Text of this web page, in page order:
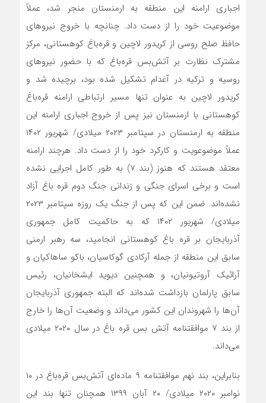
اجباری ارامنه این منطقه به ارمنستان منجر شد، عملاً
موضوعیت خود را از دست داد. چنانچه با خروج نیروهای
حافظ صلح روسی از کریدور لاچین و ‌قره‌باغ کوهستانی، مرکز
مشترک نظارت بر ‌آتش‌بس ‌قره‌باغ که با حضور نیروهای
روسیه و ترکیه در آغدام تشکیل شده بود، برچیده شد و
کریدور لاچین به عنوان تنها مسیر ارتباطی ارامنه ‌قره‌باغ
کوهستانی با ارمنستان نیز پس از خروج اجباری ارامنه این
منطقه به ارمنستان در سپتامبر ۲۰۲۳ میلادی/ شهریور ۱۴۰۲
عملاً موضوعویت و کارکرد خود را از دست داد. هرچند ارامنه
معتقد هستند که هنوز (بند ۷) به طور کامل اجرایی نشده
است و برخی اسرای جنگی و زندانی جنگ دوم قره باغ آزاد
نشده‌اند. ضمن این که پس از جنگ یک روزه سپتامبر ۲۰۲۳
میلادی/ شهریور ۱۴۰۲ که به حاکمیت کامل جمهوری
آذربایجان بر قره باغ کوهستانی انجامید، سه رهبر ارمنی
سابق این منطقه از جمله آرکادی گوکاسیان، باکو ساهاکیان و
آرائیک آروتیونیان، و همچنین دیوید ایشخانیان، رئیس
سابق پارلمان بازداشت شده‌اند که البته جمهوری آذربایجان
آن‌ها را شهروندان این کشور می‌داند و وضعیت آن‌ها را خارج
از بند ۷ موافقتنامه آتش بس قره باغ در سال ۲۰۲۰ میلادی
می‌داند.
بنابراین، بند نهم موافقتنامه ۹ ماده‌ای ‌آتش‌بس ‌قره‌باغ در ۱۰
نوامبر ۲۰۲۰ میلادی/ ۲۰ آبان ۱۳۹۹ همچنان تنها بند این